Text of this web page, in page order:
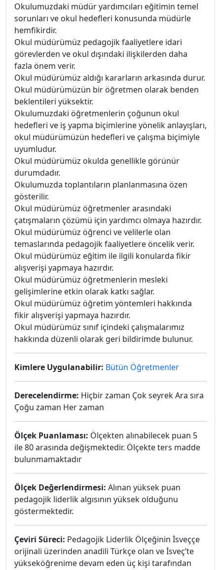
Okulumuzdaki müdür yardımcıları eğitimin temel
sorunları ve okul hedefleri konusunda müdürle
hemfikirdir.
Okul müdürümüz pedagojik faaliyetlere idari
görevlerden ve okul dışındaki ilişkilerden daha
fazla önem verir.
Okul müdürümüz aldığı kararların arkasında durur.
Okul müdürümüzün bir öğretmen olarak benden
beklentileri yüksektir.
Okulumuzdaki öğretmenlerin çoğunun okul
hedefleri ve iş yapma biçimlerine yönelik anlayışları,
okul müdürümüzün hedefleri ve çalışma biçimiyle
uyumludur.
Okul müdürümüz okulda genellikle görünür
durumdadır.
Okulumuzda toplantıların planlanmasına özen
gösterilir.
Okul müdürümüz öğretmenler arasındaki
çatışmaların çözümü için yardımcı olmaya hazırdır.
Okul müdürümüz öğrenci ve velilerle olan
temaslarında pedagojik faaliyetlere öncelik verir.
Okul müdürümüz eğitim ile ilgili konularda fikir
alışverişi yapmaya hazırdır.
Okul müdürümüz öğretmenlerin mesleki
gelişimlerine etkin olarak katkı sağlar.
Okul müdürümüz öğretim yöntemleri hakkında
fikir alışverişi yapmaya hazırdır.
Okul müdürümüz sınıf içindeki çalışmalarımız
hakkında düzenli olarak geri bildirimde bulunur.
Kimlere Uygulanabilir: Bütün Öğretmenler
Derecelendirme: Hiçbir zaman Çok seyrek Ara sıra
Çoğu zaman Her zaman
Ölçek Puanlaması: Ölçekten alınabilecek puan 5
ile 80 arasında değişmektedir. Ölçekte ters madde
bulunmamaktadır
Ölçek Değerlendirmesi: Alınan yüksek puan
pedagojik liderlik algısının yüksek olduğunu
göstermektedir.
Çeviri Süreci: Pedagojik Liderlik Ölçeğinin İsveççe
orijinali üzerinden anadili Türkçe olan ve İsveç’te
yükseköğrenime devam eden üç kişi tarafından